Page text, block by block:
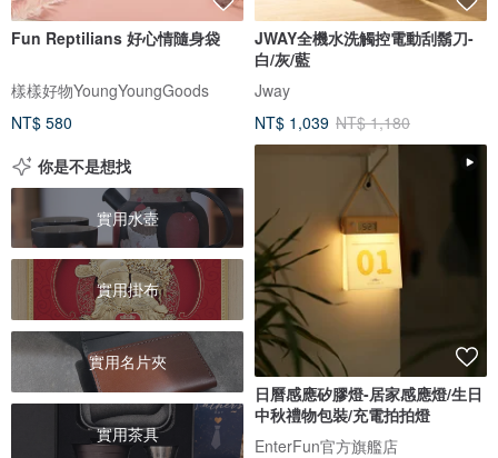
Fun Reptilians 好心情隨身袋
樣樣好物YoungYoungGoods
NT$ 580
JWAY全機水洗觸控電動刮鬍刀-
白/灰/藍
Jway
NT$ 1,039 NT$ 1,180
你是不是想找
實用水壺
實用掛布
實用名片夾
實用茶具
日曆感應矽膠燈-居家感應燈/生日
中秋禮物包裝/充電拍拍燈
EnterFun官方旗艦店